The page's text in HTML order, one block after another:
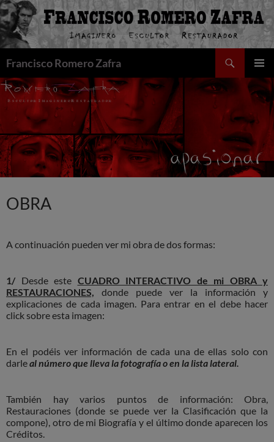
Saltar
al
contenido
Francisco Romero Zafra
MENÚ
OBRA
A continuación pueden ver mi obra de dos formas:
1/ Desde este CUADRO INTERACTIVO de mi OBRA y
RESTAURACIONES, donde puede ver la información y
explicaciones de cada imagen. Para entrar en el debe hacer
click sobre esta imagen:
En el podéis ver información de cada una de ellas solo con
darleal número que lleva la fotografía o en la lista lateral.
También hay varios puntos de información: Obra,
Restauraciones (donde se puede ver la Clasificación que la
compone), otro de mi Biografía y el último donde aparecen los
Créditos.